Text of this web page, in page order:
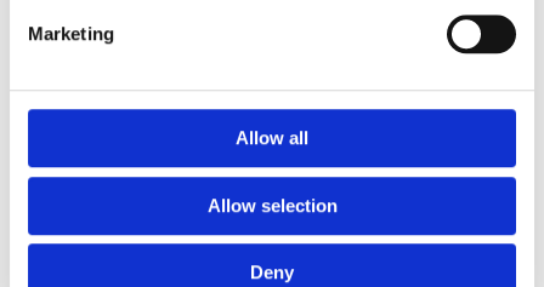
Marketing
Allow all
Allow selection
Deny
Garantivillkor
Produktens utseende kan avvika mot de bilder som visas
Mer information om produkten, klicka här